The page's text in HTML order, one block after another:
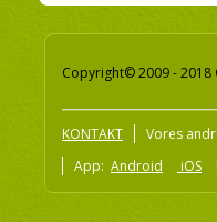
Copyright© 2009 -
KONTAKT Vores
App: Android iOS